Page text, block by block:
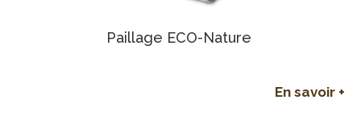
Paillage ECO-Nature
En savoir +